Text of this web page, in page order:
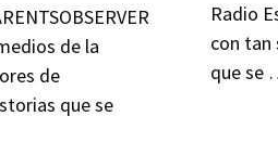
de la
de
que se
Radio
con tan
que se